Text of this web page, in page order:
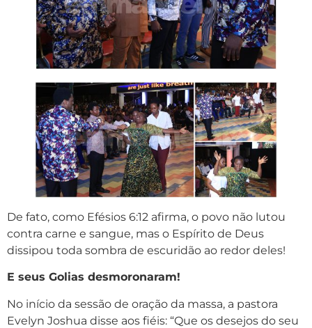
De fato, como Efésios 6:12 afirma, o povo não lutou
contra carne e sangue, mas o Espírito de Deus
dissipou toda sombra de escuridão ao redor deles!
E seus Golias desmoronaram!
No início da sessão de oração da massa, a pastora
Evelyn Joshua disse aos fiéis: “Que os desejos do seu